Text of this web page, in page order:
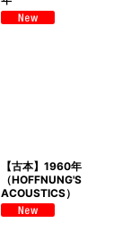
【古本】1960年
（HOFFNUNG'S
ACOUSTICS）